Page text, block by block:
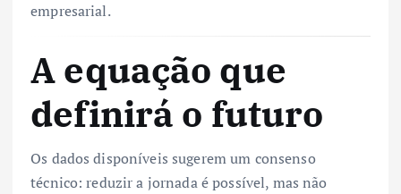
empresarial.
A equação que
definirá o futuro
Os dados disponíveis sugerem um consenso
técnico: reduzir a jornada é possível, mas não